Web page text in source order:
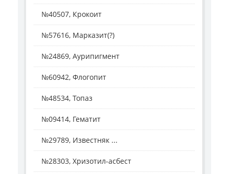
№40507, Крокоит
№57616, Марказит(?)
№24869, Аурипигмент
№60942, Флогопит
№48534, Топаз
№09414, Гематит
№29789, Известняк ...
№28303, Хризотил-асбест